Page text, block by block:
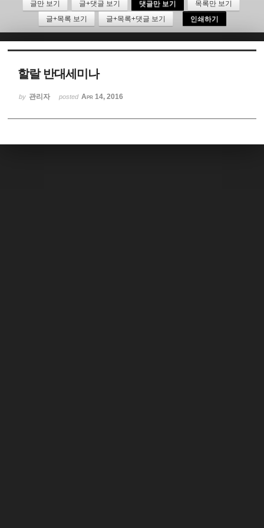
글만 보기 글+댓글 보기 댓글만 보기
목록만 보기
글+목록 보기
글+목록+댓글 보기 인쇄하기
할랄 반대세미나
by 관리자 posted Apr 14, 2016
Sketchbook5, 스케치북5
Sketchbook5, 스케치북5